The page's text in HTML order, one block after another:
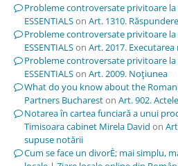
Probleme controversate privitoare
ESSENTIALSon Art. 1310.
Probleme controversate privitoare
ESSENTIALSon Art. 2017.
Probleme controversate privitoare
ESSENTIALSon Art. 2009. Noţiunea
What do you know about the
Partners Buchareston Art. 902.
Notarea în cartea funciară a unui
Timisoara cabinet Mirela David on
supuse notării
Cum se face un divorÈ; mai simplu,